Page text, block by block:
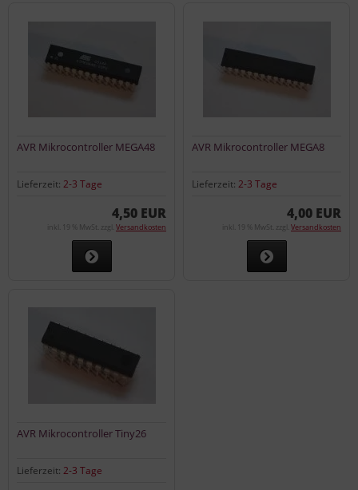
AVR Mikrocontroller MEGA48
Lieferzeit: 2-3 Tage
4,50 EUR
inkl. 19 % MwSt. zzgl. Versandkosten
AVR Mikrocontroller MEGA8
Lieferzeit: 2-3 Tage
4,00 EUR
inkl. 19 % MwSt. zzgl. Versandkosten
AVR Mikrocontroller Tiny26
Lieferzeit: 2-3 Tage